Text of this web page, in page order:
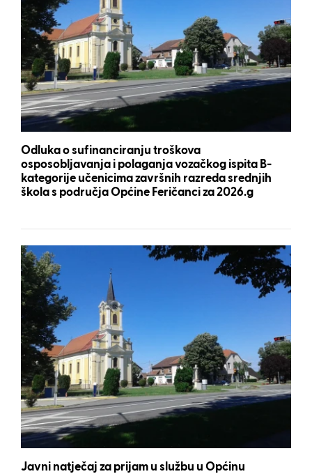
Odluka o sufinanciranju troškova
osposobljavanja i polaganja vozačkog ispita B-
kategorije učenicima završnih razreda srednjih
škola s područja Općine Feričanci za 2026.g
Javni natječaj za prijam u službu u Općinu